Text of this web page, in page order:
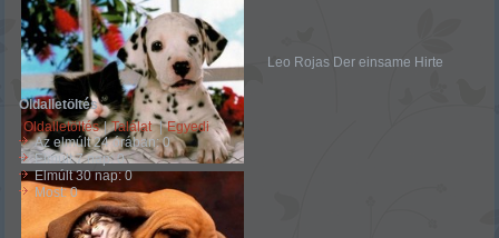
Leo Rojas Der einsame Hirte
Oldalletöltés
Oldalletöltés | Találat | Egyedi
Az elmúlt 24 órában:0
Elmúlt 7 nap:0
Elmúlt 30 nap:0
Most: 0